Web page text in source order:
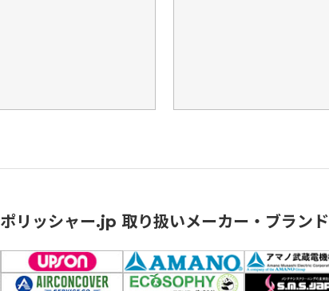
ポリッシャー.jp 取り扱いメーカー・ブランド